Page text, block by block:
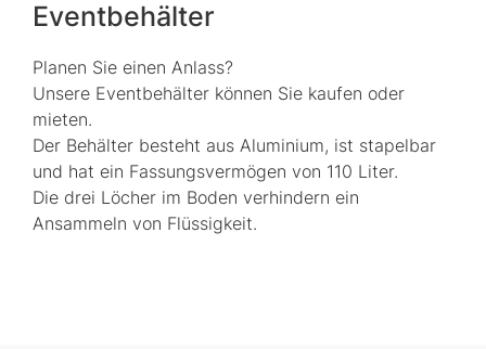
Eventbehälter
Planen Sie einen Anlass?
Unsere Eventbehälter können Sie kaufen oder
mieten.
Der Behälter besteht aus Aluminium, ist stapelbar
und hat ein Fassungsvermögen von 110 Liter.
Die drei Löcher im Boden verhindern ein
Ansammeln von Flüssigkeit.